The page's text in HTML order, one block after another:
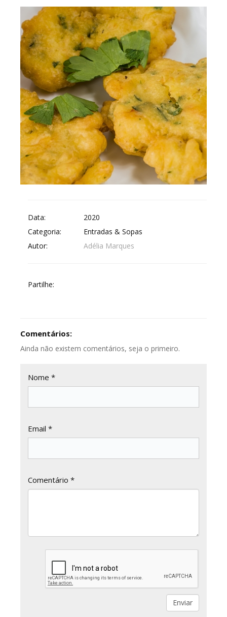
Data:
2020
Categoria:
Entradas & Sopas
Autor:
Adélia Marques
Partilhe:
Comentários:
Ainda não existem comentários, seja o primeiro.
Nome *
Email *
Comentário *